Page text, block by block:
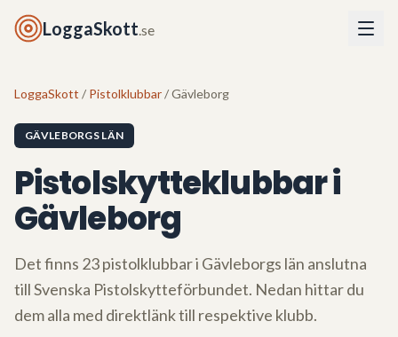
LoggaSkott.se
LoggaSkott / Pistolklubbar/ Gävleborg
GÄVLEBORGS LÄN
Pistolskytteklubbar i
Gävleborg
Det finns 23pistolklubbar i Gävleborgs län anslutna
till Svenska Pistolskytteförbundet. Nedan hittar du
dem alla med direktlänk till respektive klubb.